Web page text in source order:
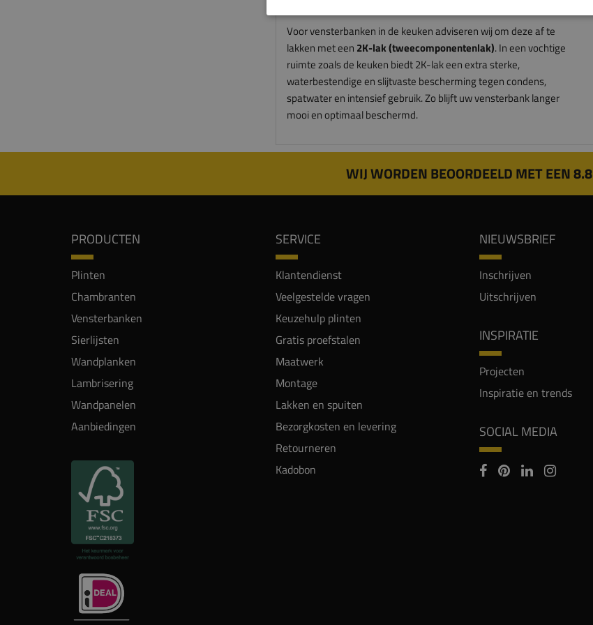
Voor vensterbanken in de keuken adviseren wij om deze af te
lakken met een 2K-lak (tweecomponentenlak). In een vochtige
ruimte zoals de keuken biedt 2K-lak een extra sterke,
waterbestendige en slijtvaste bescherming tegen condens,
spatwater en intensief gebruik. Zo blijft uw vensterbank langer
mooi en optimaal beschermd.
WIJ WORDEN BEOORDEELD MET EEN 8.8
PRODUCTEN
Plinten
Chambranten
Vensterbanken
Sierlijsten
Wandplanken
Lambrisering
Wandpanelen
Aanbiedingen
SERVICE
Klantendienst
Veelgestelde vragen
Keuzehulp plinten
Gratis proefstalen
Maatwerk
Montage
Lakken en spuiten
Bezorgkosten en levering
Retourneren
Kadobon
NIEUWSBRIEF
Inschrijven
Uitschrijven
INSPIRATIE
Projecten
Inspiratie en trends
SOCIAL MEDIA